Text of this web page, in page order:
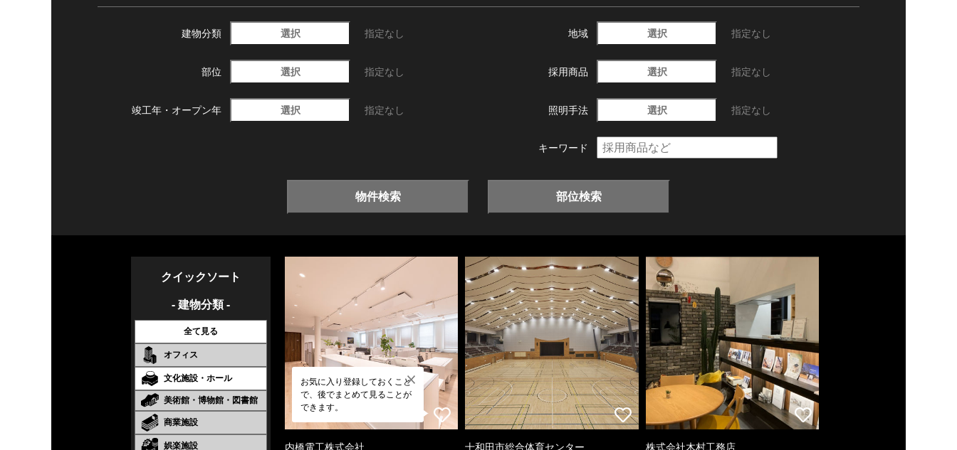
建物分類 選択 指定なし 地域 選択 指定なし
部位 選択 指定なし 採用商品 選択 指定なし
竣工年・ オープン年 選択 指定なし 照明手法 選択 指定なし
キーワード
物件検索 部位検索
クイックソート
- 建物分類 -
全て見る
オフィス
文化施設・ホール
美術館・博物館・図書館
商業施設
娯楽施設
お気に入り登録しておくこと
で、後でまとめて見ることが
できます。
内橋電工株式会社 十和田市総合体育センター 株式会社木村工務店